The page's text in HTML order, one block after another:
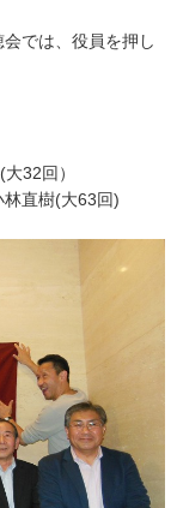
では、役員を押し
32回）
直樹(大63回)